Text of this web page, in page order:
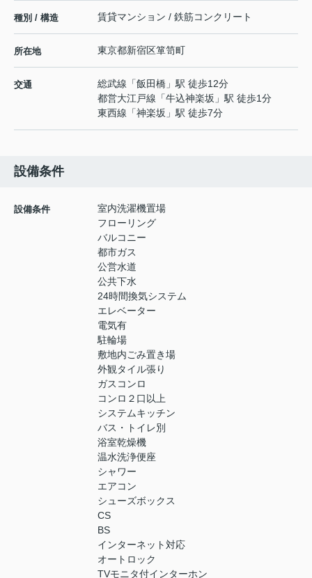
種別 / 構造 賃貸マンション / 鉄筋コンクリート
所在地 東京都新宿区箪笥町
交通 総武線 「飯田橋 」駅 徒歩12分
都営大江戸線 「牛込神楽坂 」駅 徒歩1分
東西線 「神楽坂 」駅 徒歩7分
設備条件
設備条件
室内洗濯機置場
フローリング
バルコニー
都市ガス
公営水道
公共下水
24時間換気システム
エレベーター
電気有
駐輪場
敷地内ごみ置き場
外観タイル張り
ガスコンロ
コンロ２口以上
システムキッチン
バス・トイレ別
浴室乾燥機
温水洗浄便座
シャワー
エアコン
シューズボックス
CS
BS
インターネット対応
オートロック
TVモニタ付インターホン